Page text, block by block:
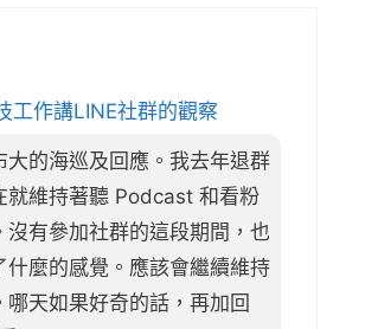
工作講LINE社群的觀察
大的海巡及回應。我去年退群
就維持著聽 Podcast 和看粉
沒有參加社群的這段期間，也
什麼的感覺。應該會繼續維持
哪天如果好奇的話，再加回